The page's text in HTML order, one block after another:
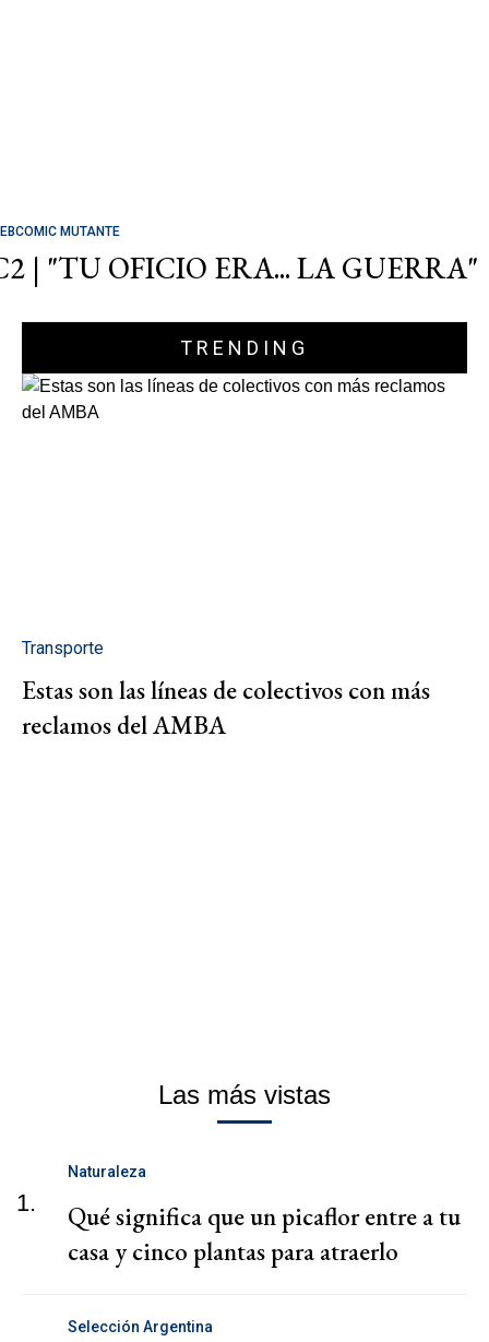
MUTANTE
| "TU OFICIO ERA... LA GUERRA"
TRENDING
Transporte
Estas son las líneas de colectivos con más
reclamos del AMBA
Las más vistas
1.
Naturaleza
Qué significa que un picaflor entre a tu
casa y cinco plantas para atraerlo
Selección Argentina